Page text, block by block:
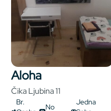
Aloha
Čika Ljubina 11
Br.
No
Jedna